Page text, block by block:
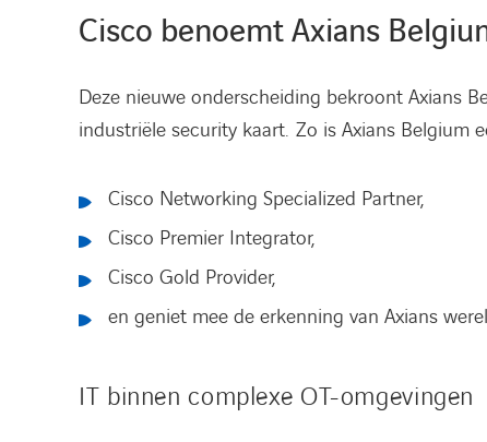
Cisco benoemt Axians
Deze nieuwe onderscheiding bekroont Axians
industriële security kaart. Zo is Axians Belgium
Cisco Networking Specialized Partner,
Cisco Premier Integrator,
Cisco Gold Provider,
en geniet mee de erkenning van Axians
IT binnen complexe OT-omgevingen